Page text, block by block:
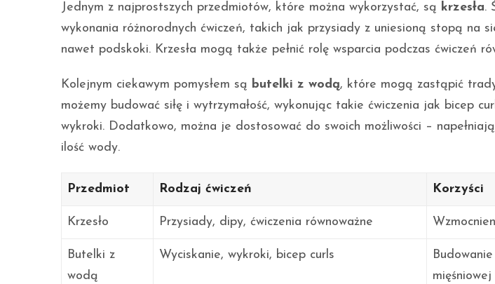
Jednym z najprostszych przedmiotów, które można wykorzystać, są krzesła.
wykonania różnorodnych ćwiczeń, takich jak przysiady z uniesioną stopą na
nawet podskoki. Krzesła mogą także pełnić rolę wsparcia podczas ćwiczeń
Kolejnym ciekawym pomysłem są butelki z wodą, które mogą zastąpić
możemy budować siłę i wytrzymałość, wykonując takie ćwiczenia jak bicep
wykroki. Dodatkowo, można je dostosować do swoich możliwości –
ilość wody.
Przedmiot Rodzaj ćwiczeń Korzyści
Krzesło Przysiady, dipy, ćwiczenia równoważne
Butelki z
wodą
Wyciskanie, wykroki, bicep curls
mięśniowej